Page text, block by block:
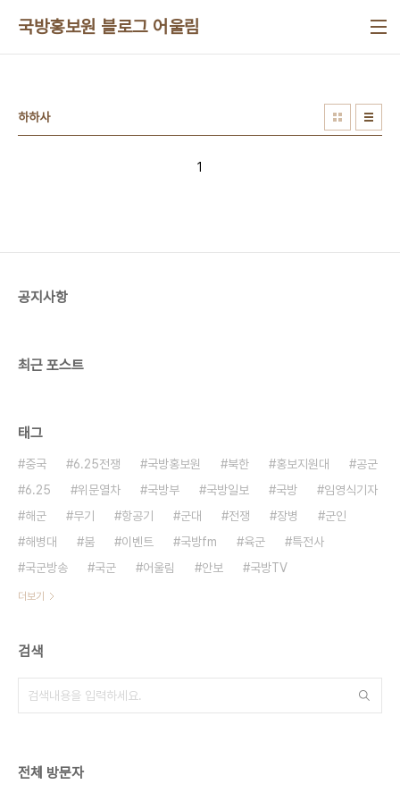
국방홍보원 블로그 어울림
하하사
1
공지사항
최근 포스트
태그
중국 6.25전쟁 국방홍보원 북한 홍보지원대
공군
6.25
위문열차 국방부 국방일보 국방
임영식기자
해군
무기 항공기 군대 전쟁 장병
군인
해병대
붐 이벤트 국방fm 육군
특전사
국군방송
국군 어울림 안보 국방TV
더보기
검색
전체 방문자